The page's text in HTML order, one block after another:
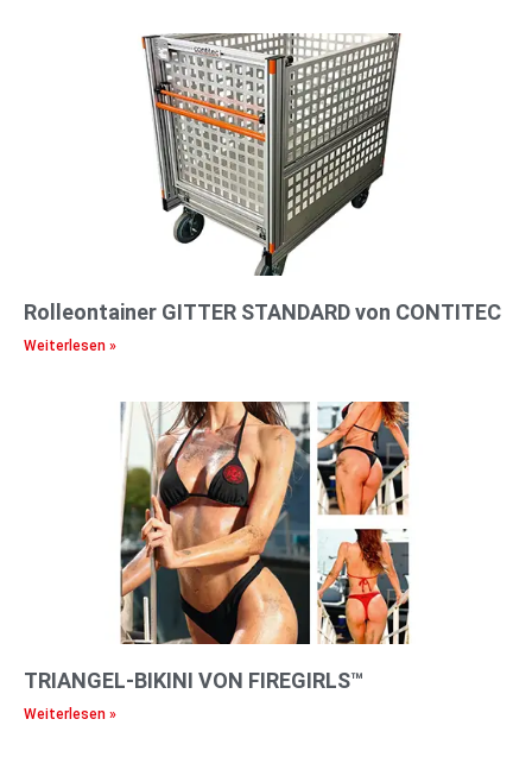
Rolleontainer GITTER STANDARD von CONTITEC
Weiterlesen »
TRIANGEL-BIKINI VON FIREGIRLS™
Weiterlesen »